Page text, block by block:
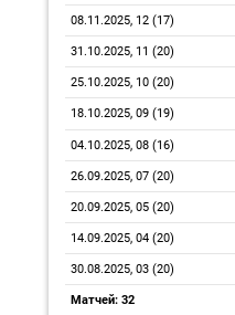
08.11.2025, 12 (17)
31.10.2025, 11 (20)
25.10.2025, 10 (20)
18.10.2025, 09 (19)
04.10.2025, 08 (16)
26.09.2025, 07 (20)
20.09.2025, 05 (20)
14.09.2025, 04 (20)
30.08.2025, 03 (20)
Матчей: 32